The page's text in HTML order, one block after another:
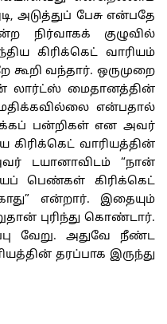
அடுத்துப் பேசு என்பதே
நிர்வாகக் குழுவில்
கிரிக்கெட் வாரியம்
கூறி வந்தார். ஒருமுறை
லார்ட்ஸ் மைதானத்தின்
என்பதால்
பன்றிகள் என அவர்
கிரிக்கெட் வாரியத்தின்
டயானாவிடம் “நான்
பெண்கள் கிரிக்கெட்
என்றார். இதையும்
புரிந்து கொண்டார்.
வேறு. அதுவே நீண்ட
தரப்பாக இருந்து